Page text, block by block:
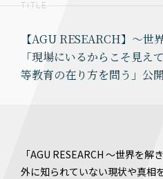
TITLE
【AGU RESEARCH】～世
「現場にいるからこそ見え
等教育の在り方を問う」公開
「AGU RESEARCH ～世界を
外に知られていない現状や真相